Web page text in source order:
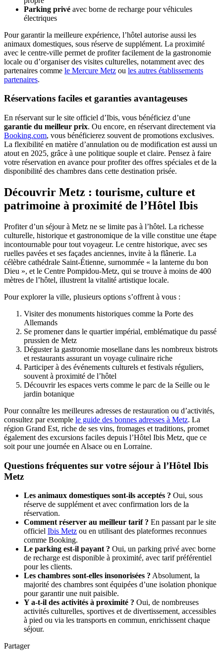
Parking privé avec borne de recharge pour véhicules
électriques
Pour garantir la meilleure expérience, l’hôtel autorise aussi les
animaux domestiques, sous réserve de supplément. La proximité
avec le centre-ville permet de profiter facilement de la gastronomie
locale ou d’organiser des visites culturelles, notamment avec des
partenaires comme le Mercure Metz ou les autres établissements
partenaires.
Réservations faciles et garanties avantageuses
En réservant sur le site officiel d’Ibis, vous bénéficiez d’une
garantie du meilleur prix. Ou encore, en réservant directement via
Booking.com, vous bénéficierez souvent de promotions exclusives.
La flexibilité en matière d’annulation ou de modification est aussi un
atout en 2025, grâce à une politique souple et claire. Pensez à faire
votre réservation en avance pour profiter des offres spéciales et de la
disponibilité des chambres dans cette destination prisée.
Découvrir Metz : tourisme, culture et
patrimoine à proximité de l’Hôtel Ibis
Profiter d’un séjour à Metz ne se limite pas à l’hôtel. La richesse
culturelle, historique et gastronomique de la ville constitue une étape
incontournable pour tout voyageur. Le centre historique, avec ses
ruelles pavées et ses façades anciennes, invite à la flânerie. La
célèbre cathédrale Saint-Étienne, surnommée « la lanterne du bon
Dieu », et le Centre Pompidou-Metz, qui se trouve à moins de 400
mètres de l’hôtel, illustrent la vitalité artistique locale.
Pour explorer la ville, plusieurs options s’offrent à vous :
Visiter des monuments historiques comme la Porte des
Allemands
Se promener dans le quartier impérial, emblématique du passé
prussien de Metz
Déguster la gastronomie mosellane dans les nombreux bistrots
et restaurants assurant un voyage culinaire riche
Participer à des événements culturels et festivals réguliers,
souvent à proximité de l’hôtel
Découvrir les espaces verts comme le parc de la Seille ou le
jardin botanique
Pour connaître les meilleures adresses de restauration ou d’activités,
consultez par exemple le guide des bonnes adresses à Metz. La
région Grand Est, riche de ses vins, fromages et traditions, promet
également des excursions faciles depuis l’Hôtel Ibis Metz, que ce
soit pour une journée en Alsace ou en Lorraine.
Questions fréquentes sur votre séjour à l’Hôtel Ibis
Metz
Les animaux domestiques sont-ils acceptés ? Oui, sous
réserve de supplément et avec confirmation lors de la
réservation.
Comment réserver au meilleur tarif ? En passant par le site
officiel Ibis Metz ou en utilisant des plateformes reconnues
comme Booking.
Le parking est-il payant ? Oui, un parking privé avec borne
de recharge est disponible à proximité, avec tarif préférentiel
pour les clients.
Les chambres sont-elles insonorisées ? Absolument, la
majorité des chambres sont équipées d’une isolation phonique
pour garantir une nuit paisible.
Y a-t-il des activités à proximité ? Oui, de nombreuses
activités culturelles, sportives et de divertissement, accessibles
à pied ou via les transports en commun, enrichissent chaque
séjour.
Partager